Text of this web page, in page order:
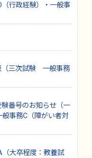
行政経験）・一般事
三次試験 一般事務
番号のお知らせ（一
事務C（障がい者対
大卒程度：教養試